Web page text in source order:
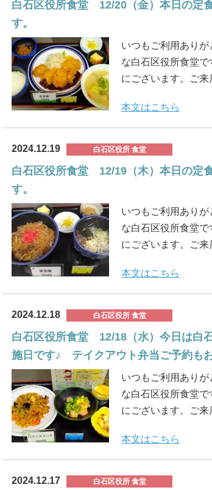
白石区役所食堂 12/20（金）本日の定
す。
いつもご利用あり
な白石区役所食堂
にございます。ご来
本文はこちら
2024.12.19 白石区役所 食堂
白石区役所食堂 12/19（木）本日の定
す。
いつもご利用あり
な白石区役所食堂
にございます。ご来
本文はこちら
2024.12.18 白石区役所 食堂
白石区役所食堂 12/18（水）今日は白
施日です♪ テイクアウト弁当ご予約も
いつもご利用あり
な白石区役所食堂
にございます。ご来
本文はこちら
2024.12.17 白石区役所 食堂